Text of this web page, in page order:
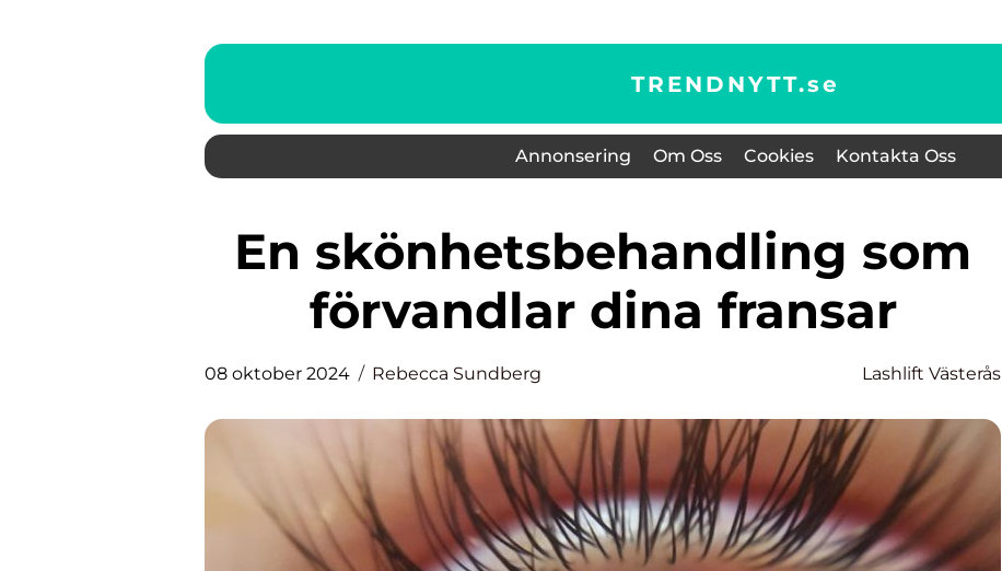
TRENDNYTT.se
Annonsering Om Oss Cookies Kontakta Oss
En skönhetsbehandling som
förvandlar dina fransar
08 oktober 2024 Rebecca Sundberg Lashlift Västerås